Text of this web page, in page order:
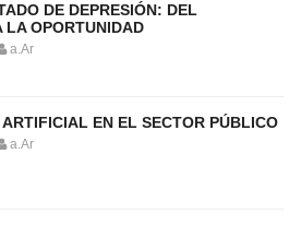
DE DEPRESIÓN: DEL
LA OPORTUNIDAD
a.Ar
EN EL SECTOR PÚBLICO
a.Ar